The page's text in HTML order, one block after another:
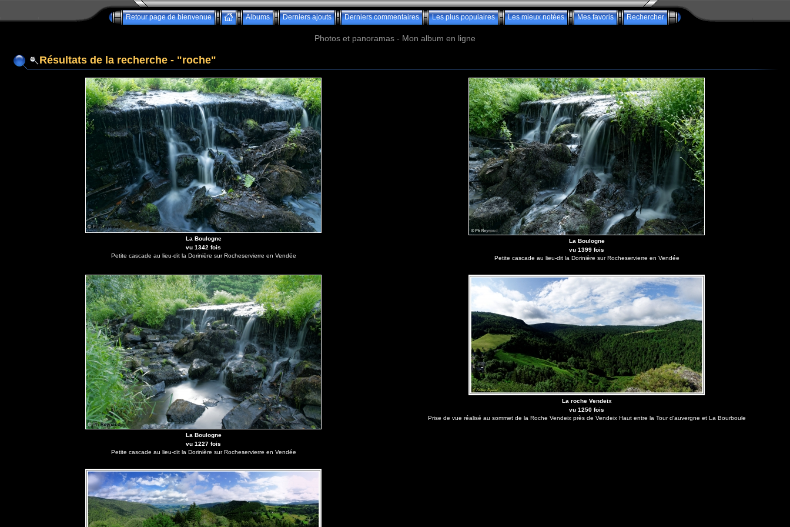
Retour page de bienvenue Albums Derniers ajouts Derniers commentaires Les plus populaires Les mieux notées Mes favoris Rechercher
Photos et panoramas - Mon album en ligne
Résultats de la recherche - "roche"
La Boulogne
vu 1342 fois
Petite cascade au lieu-dit la Dorinière sur Rocheservierre en Vendée
La Boulogne
vu 1399 fois
Petite cascade au lieu-dit la Dorinière sur Rocheservierre en Vendée
La Boulogne
vu 1227 fois
Petite cascade au lieu-dit la Dorinière sur Rocheservierre en Vendée
La roche Vendeix
vu 1250 fois
Prise de vue réalisé au sommet de la Roche Vendeix près de Vendeix Haut entre la Tour d'auvergne et La Bourboule